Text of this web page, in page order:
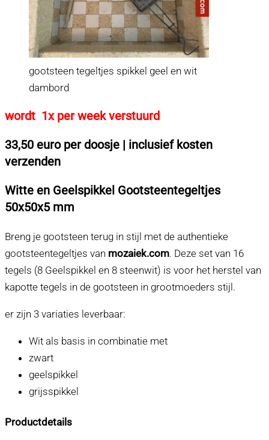
gootsteen tegeltjes spikkel geel en wit
dambord
wordt 1x per week verstuurd
33,50 euro per doosje | inclusief kosten
verzenden
Witte en Geelspikkel Gootsteentegeltjes
50x50x5 mm
Breng je gootsteen terug in stijl met de authentieke
gootsteentegeltjes van mozaiek.com. Deze set van 16
tegels (8 Geelspikkel en 8 steenwit) is voor het herstel van
kapotte tegels in de gootsteen in grootmoeders stijl.
er zijn 3 variaties leverbaar:
Wit als basis in combinatie met
zwart
geelspikkel
grijsspikkel
Productdetails